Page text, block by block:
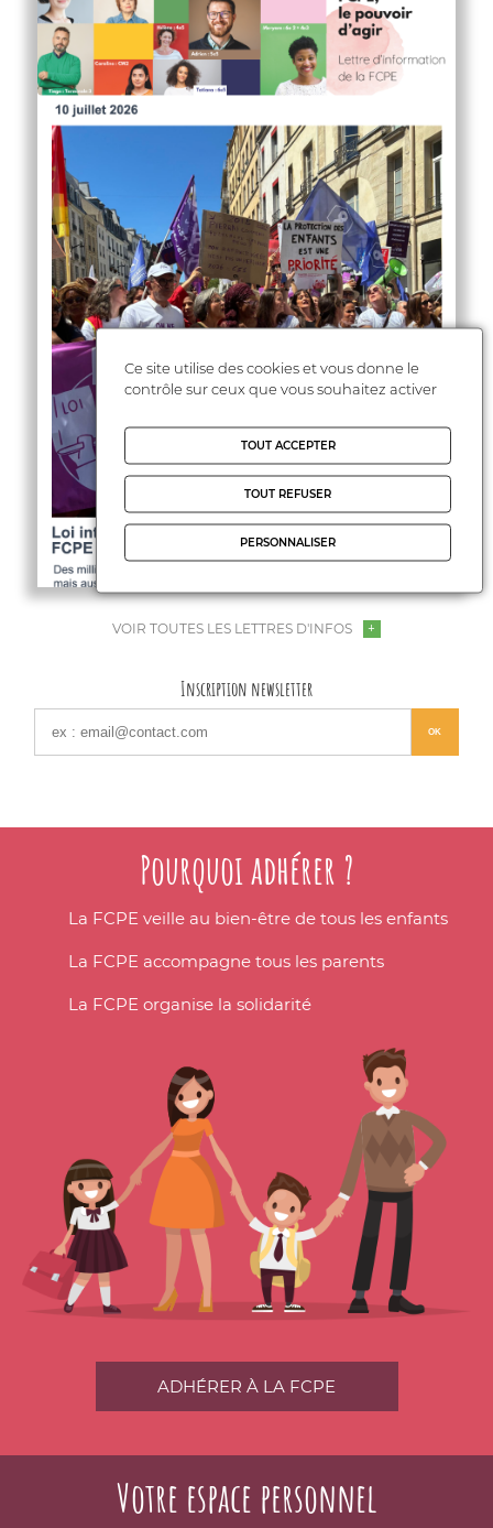
VOIR TOUTES LES LETTRES D'INFOS
Inscription newsletter
Pourquoi adhérer ?
La FCPE veille au bien-être de tous les enfants
La FCPE accompagne tous les parents
La FCPE organise la solidarité
ADHÉRER À LA FCPE
Votre espace personnel
Ce site utilise des cookies et vous donne le
contrôle sur ceux que vous souhaitez activer
TOUT ACCEPTER
TOUT REFUSER
PERSONNALISER